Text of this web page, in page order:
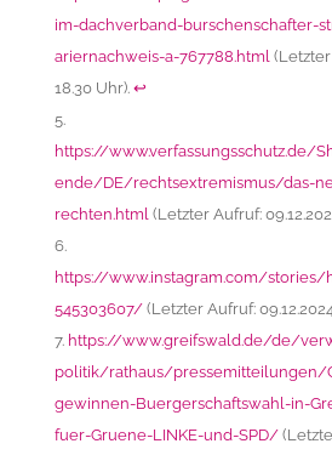
im-dachverband-burschenschafter-
ariernachweis-a-767788.html(Letzter
18.30 Uhr). ↩︎
https://www.verfassungsschutz.de/
ende/DE/rechtsextremismus/das-
rechten.html(Letzter Aufruf:
https://www.instagram.com/stories/
545303607/(Letzter Aufruf:
https://www.greifswald.de/de/
politik/rathaus/pressemitteilungen/
gewinnen-Buergerschaftswahl-in-
fuer-Gruene-LINKE-und-SPD/